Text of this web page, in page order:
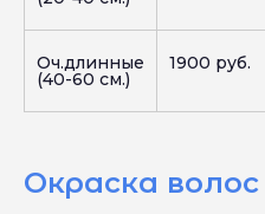
Оч.длинные
(40-60 см.)
1900 руб.
Окраска